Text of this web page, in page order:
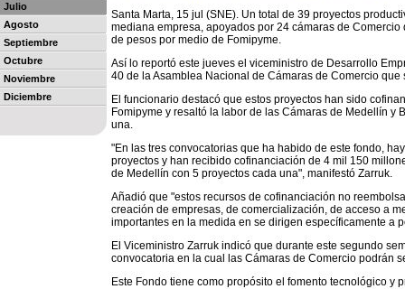
Julio
Agosto
Septiembre
Octubre
Noviembre
Diciembre
Santa Marta, 15 jul (SNE). Un total de 39 proyectos
mediana empresa, apoyados por 24 cámaras de
de pesos por medio de Fomipyme.
Así lo reportó este jueves el viceministro de Desarrollo
40 de la Asamblea Nacional de Cámaras de Comercio que
El funcionario destacó que estos proyectos han sido
Fomipyme y resaltó la labor de las Cámaras de Medellín
una.
"En las tres convocatorias que ha habido de este fondo,
proyectos y han recibido cofinanciación de 4 mil 150
de Medellín con 5 proyectos cada una", manifestó Zarruk.
Añadió que "estos recursos de cofinanciación no
creación de empresas, de comercialización, de acceso a
importantes en la medida en se dirigen específicamente a
El Viceministro Zarruk indicó que durante este segundo
convocatoria en la cual las Cámaras de Comercio podrán
Este Fondo tiene como propósito el fomento tecnológico